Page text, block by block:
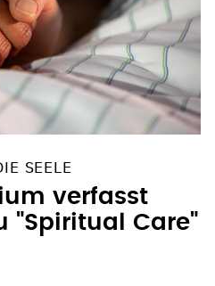
SEELE
verfasst
"Spiritual Care"